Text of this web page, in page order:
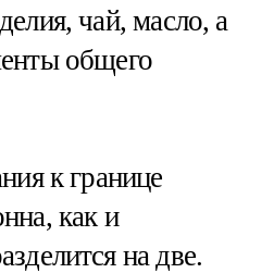
чай, масло, а
общего
к границе
как и
на две.